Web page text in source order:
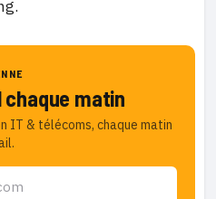
matin
IT & télécoms, chaque matin